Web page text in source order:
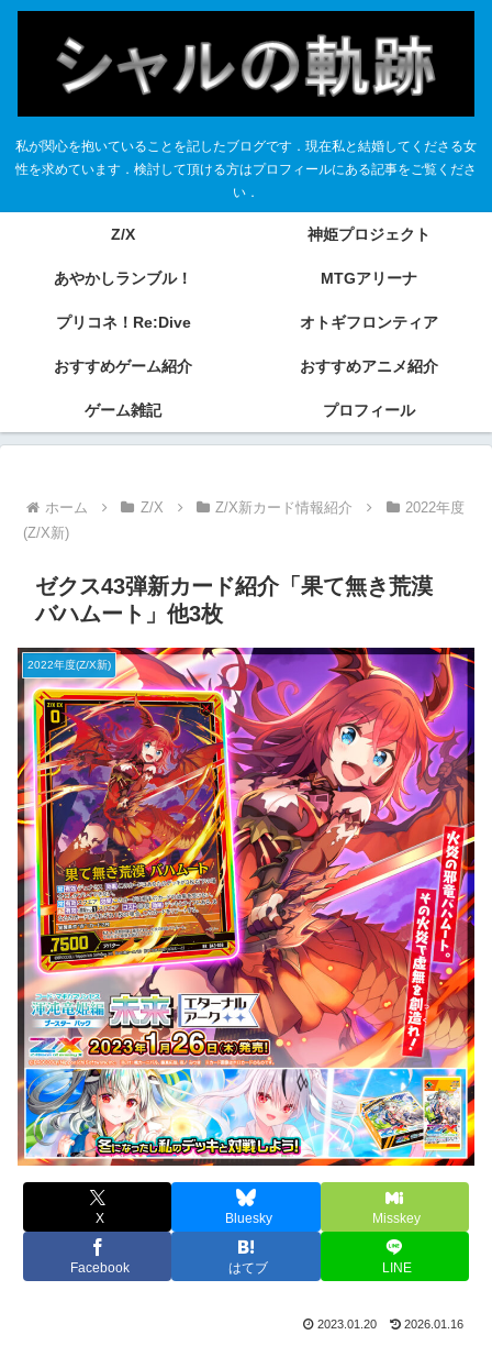
私が関心を抱いていることを記したブログです．現在私と結婚してくださる女
性を求めています．検討して頂ける方はプロフィールにある記事をご覧くださ
い．
Z/X 神姫プロジェクト
あやかしランブル！ MTGアリーナ
プリコネ！Re:Dive オトギフロンティア
おすすめゲーム紹介 おすすめアニメ紹介
ゲーム雑記 プロフィール
ホーム Z/X Z/X新カード情報紹介
2022年度
(Z/X新)
ゼクス43弾新カード紹介「果て無き荒漠
バハムート」他3枚
2022年度(Z/X新)
X Bluesky Misskey
Facebook はてブ LINE
2023.01.20 2026.01.16